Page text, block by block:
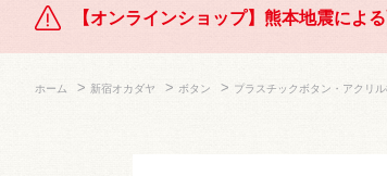
【オンラインショップ】熊本地震によ
ホーム > 新宿オカダヤ > ボタン > プラスチックボタン・アクリ